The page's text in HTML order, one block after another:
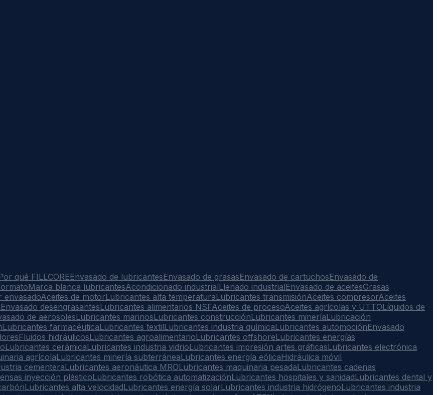
qué FILLCOREEnvasado de lubricantesEnvasado de grasasEnvasado de cartuchosEnvasado de
Marca blanca lubricantesAcondicionado industrialLlenado industrialEnvasado de aceitesGrasas
envasadoAceites de motorLubricantes alta temperaturaLubricantes transmisiónAceites compresorAceites
Envasado desengrasantesLubricantes alimentarios NSFAceites de procesoAceites agrícolas y UTTOLíquidos de
de aerosolesLubricantes marinosLubricantes construcciónLubricantes mineríaLubricación
Lubricantes farmacéuticaLubricantes textilLubricantes industria químicaLubricantes automociónEnvasado
Fluidos hidráulicosLubricantes agroalimentarioLubricantes offshoreLubricantes energías
Lubricantes cerámicaLubricantes industria vidrioLubricantes impresión artes gráficasLubricantes electrónica
agrícolaLubricantes minería subterráneaLubricantes energía eólicaHidráulica móvil
cementeraLubricantes aeronáutica MROLubricantes maquinaria pesadaLubricantes cadenas
inyección plásticoLubricantes robótica automatizaciónLubricantes hospitales y sanidadLubricantes dental y
Lubricantes alta velocidadLubricantes energía solarLubricantes industria hidrógenoLubricantes industria